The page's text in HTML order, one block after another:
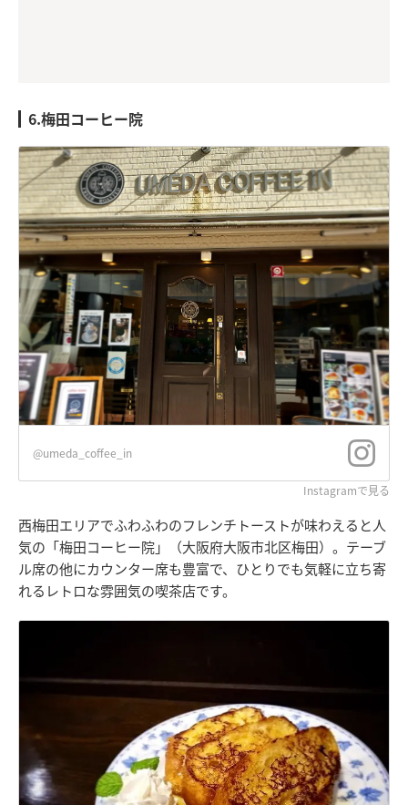
6.梅田コーヒー院
@umeda_coffee_in
Instagramで見る
西梅田エリアでふわふわのフレンチトーストが味わえると人
気の「梅田コーヒー院」（大阪府大阪市北区梅田）。テーブ
ル席の他にカウンター席も豊富で、ひとりでも気軽に立ち寄
れるレトロな雰囲気の喫茶店です。